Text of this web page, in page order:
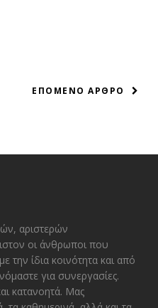
ΕΠΟΜΕΝΟ ΑΡΘΡΟ
αριστερών
οι άνθρωποι που
την ίδια κοινότητα και από
για συνεργασίες.
κατανοητά. Μας